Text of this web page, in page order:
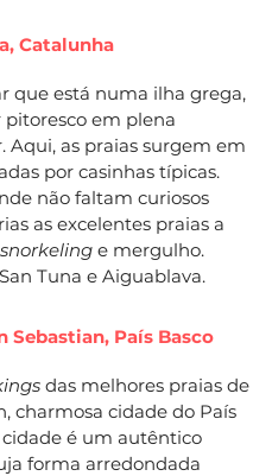
Catalunha
que está numa ilha grega,
em plena
as praias surgem em
por casinhas típicas.
não faltam curiosos
as excelentes praias a
snorkeling e mergulho.
Tuna e Aiguablava.
Sebastian, País Basco
das melhores praias de
charmosa cidade do País
cidade é um autêntico
forma arredondada